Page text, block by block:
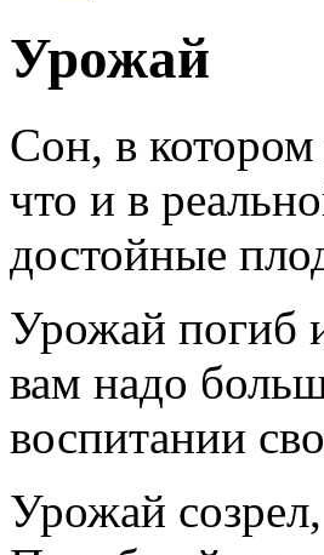
Урожай
Сон, в
что и в
достойные
Урожай погиб
вам надо
воспитании
Урожай